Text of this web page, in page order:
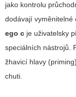
jako kontrolu
dodávají vyměnitelné
ego c je uživatelsky
speciálních nástrojů.
žhavicí hlavy
chuti.